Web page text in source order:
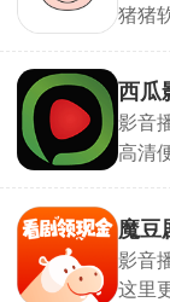
猪猪
西瓜
影音
高清
魔豆
影音
这里